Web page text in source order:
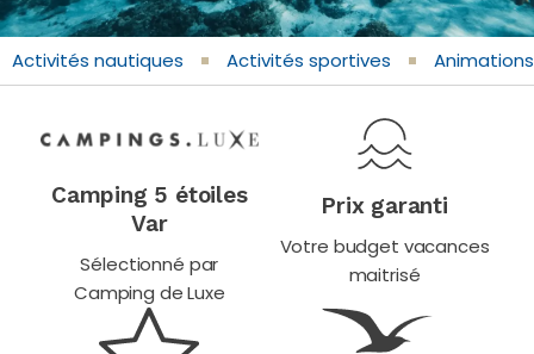
Activités nautiques Activités sportives Animations
Camping 5 étoiles
Var
Sélectionné par
Camping de Luxe
Prix garanti
Votre budget vacances
maitrisé